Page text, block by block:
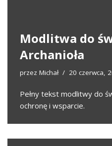
Modlitwa do
Archanioła
przez Michał 20 czerwca,
Pełny tekst modlitwy do
ochronę i wsparcie.